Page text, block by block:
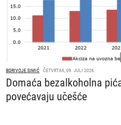
BORIVOJE SIMIĆ ČETVRTAK, 09. JULI 2026.
Domaća bezalkoholna
povećavaju učešće